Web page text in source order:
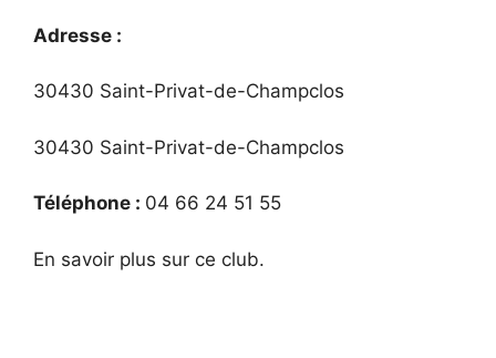
Adresse :
30430 Saint-Privat-de-Champclos
30430 Saint-Privat-de-Champclos
Téléphone : 04 66 24 51 55
En savoir plus sur ce club.